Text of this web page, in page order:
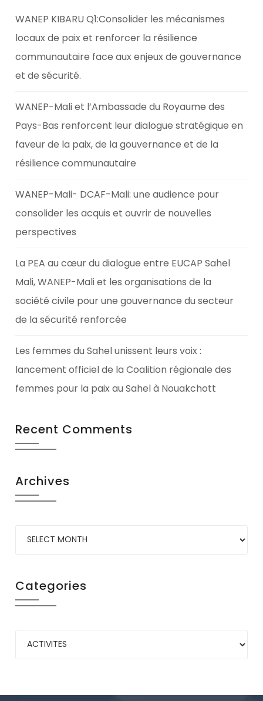
WANEP KIBARU Q1:Consolider les mécanismes
locaux de paix et renforcer la résilience
communautaire face aux enjeux de gouvernance
et de sécurité.
WANEP-Mali et l’Ambassade du Royaume des
Pays-Bas renforcent leur dialogue stratégique en
faveur de la paix, de la gouvernance et de la
résilience communautaire
WANEP-Mali- DCAF-Mali: une audience pour
consolider les acquis et ouvrir de nouvelles
perspectives
La PEA au cœur du dialogue entre EUCAP Sahel
Mali, WANEP-Mali et les organisations de la
société civile pour une gouvernance du secteur
de la sécurité renforcée
Les femmes du Sahel unissent leurs voix :
lancement officiel de la Coalition régionale des
femmes pour la paix au Sahel à Nouakchott
Recent Comments
Archives
Categories